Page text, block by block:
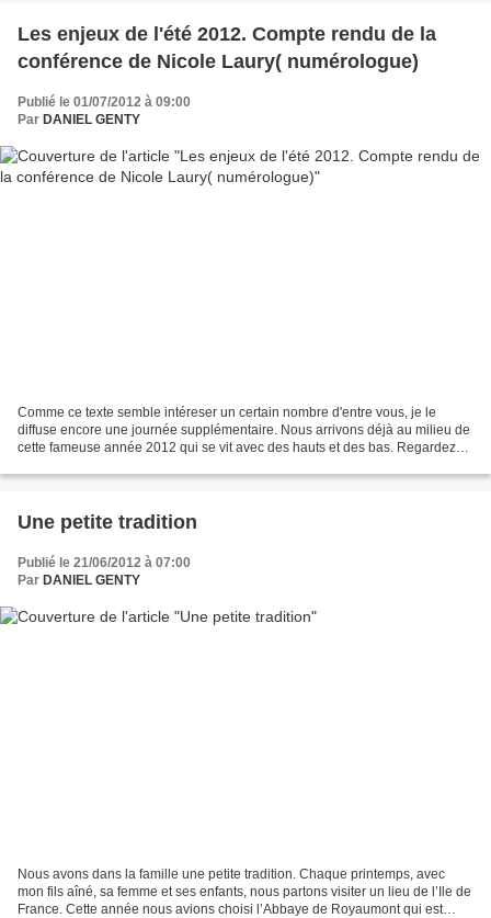
Les enjeux de l'été 2012. Compte rendu de la
conférence de Nicole Laury( numérologue)
Publié le 01/07/2012 à 09:00
Par DANIEL GENTY
Comme ce texte semble intéreser un certain nombre d'entre vous, je le
diffuse encore une journée supplémentaire. Nous arrivons déjà au milieu de
cette fameuse année 2012 qui se vit avec des hauts et des bas. Regardez
Une petite tradition
Publié le 21/06/2012 à 07:00
Par DANIEL GENTY
Nous avons dans la famille une petite tradition. Chaque printemps, avec
mon fils aîné, sa femme et ses enfants, nous partons visiter un lieu de l’Ile de
France. Cette année nous avions choisi l’Abbaye de Royaumont qui est